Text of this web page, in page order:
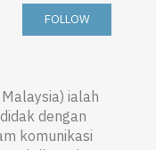
FOLLOW
ialah
dengan
komunikasi